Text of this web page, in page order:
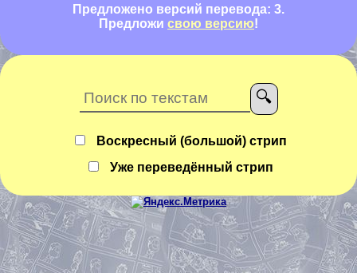
Предложено версий перевода: 3.
Предложи свою версию!
Воскресный (большой) стрип
Уже переведённый стрип